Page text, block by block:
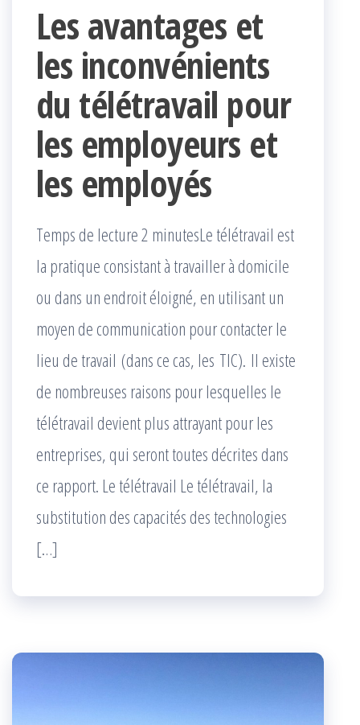
Les avantages et
les inconvénients
du télétravail pour
les employeurs et
les employés
Temps de lecture 2 minutesLe télétravail est
la pratique consistant à travailler à domicile
ou dans un endroit éloigné, en utilisant un
moyen de communication pour contacter le
lieu de travail (dans ce cas, les TIC). Il existe
de nombreuses raisons pour lesquelles le
télétravail devient plus attrayant pour les
entreprises, qui seront toutes décrites dans
ce rapport. Le télétravail Le télétravail, la
substitution des capacités des technologies
[…]